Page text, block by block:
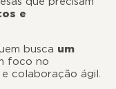
e
busca um
foco no
colaboração ágil.